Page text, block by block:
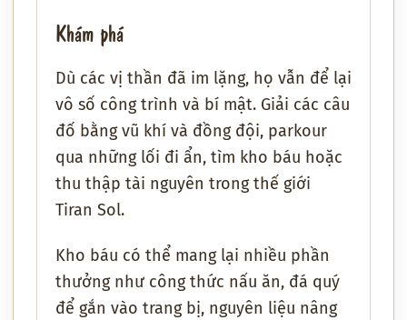
Khám phá
Dù các vị thần đã im lặng, họ vẫn để lại
vô số công trình và bí mật. Giải các câu
đố bằng vũ khí và đồng đội, parkour
qua những lối đi ẩn, tìm kho báu hoặc
thu thập tài nguyên trong thế giới
Tiran Sol.
Kho báu có thể mang lại nhiều phần
thưởng như công thức nấu ăn, đá quý
để gắn vào trang bị, nguyên liệu nâng